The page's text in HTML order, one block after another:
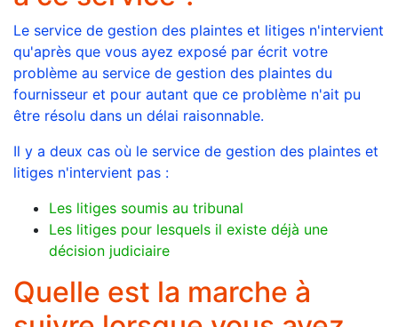
Le service de gestion des plaintes et litiges n'intervient
qu'après que vous ayez exposé par écrit votre
problème au service de gestion des plaintes du
fournisseur et pour autant que ce problème n'ait pu
être résolu dans un délai raisonnable.
Il y a deux cas où le service de gestion des plaintes et
litiges n'intervient pas :
Les litiges soumis au tribunal
Les litiges pour lesquels il existe déjà une
décision judiciaire
Quelle est la marche à